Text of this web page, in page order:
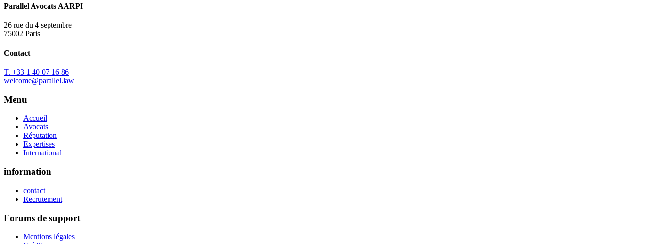
Parallel Avocats AARPI
26 rue du 4 septembre
75002 Paris
Contact
T. +33 1 40 07 16 86
welcome@parallel.law
Menu
Accueil
Avocats
Réputation
Expertises
International
information
contact
Recrutement
Forums de support
Mentions légales